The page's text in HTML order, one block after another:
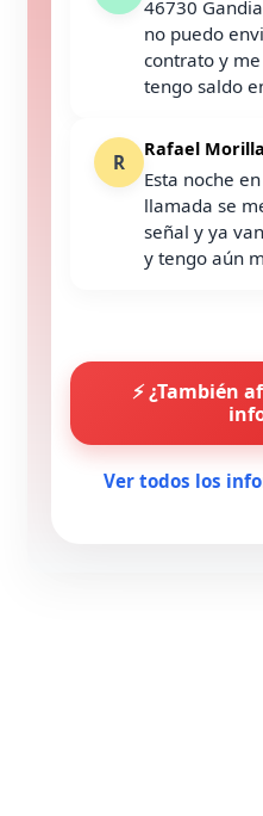
46730
no puedo
contrato y
tengo saldo
R
Rafael
Esta noche
llamada se
señal y ya
y tengo aún
⚡ ¿También
Ver todos los